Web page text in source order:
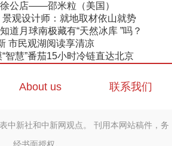
徐公店——邵米粒（美国）
观设计师：就地取材依山就势
道月球南极藏有“天然冰库 ”吗？
市民观湖阅读享清凉
智慧”番茄15小时冷链直达北京
About us 联系我们
中新社和中新网观点。 刊用本网站稿件，务